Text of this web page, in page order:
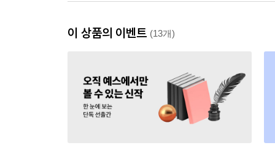
이 상품의 이벤트 (13개)